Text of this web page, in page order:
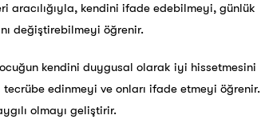
kendini ifade edebilmeyi, günlük
değiştirebilmeyi öğrenir.
kendini duygusal olarak iyi hissetmesini
edinmeyi ve onları ifade etmeyi öğrenir.
olmayı geliştirir.